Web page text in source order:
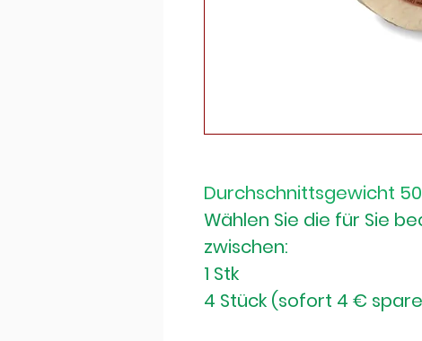
Durchschnittsgewicht
Wählen Sie die für Sie
zwischen:
1 Stk
4 Stück (sofort 4 €